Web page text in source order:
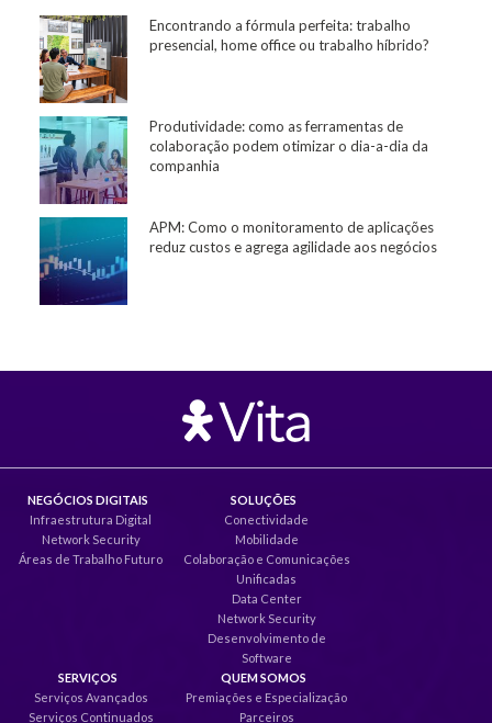
Encontrando a fórmula perfeita: trabalho
presencial, home office ou trabalho híbrido?
Produtividade: como as ferramentas de
colaboração podem otimizar o dia-a-dia da
companhia
APM: Como o monitoramento de aplicações
reduz custos e agrega agilidade aos negócios
NEGÓCIOS DIGITAIS
Infraestrutura Digital
Network Security
Áreas de Trabalho Futuro
SOLUÇÕES
Conectividade
Mobilidade
Colaboração e Comunicações
Unificadas
Data Center
Network Security
Desenvolvimento de
Software
SERVIÇOS
Serviços Avançados
Serviços Continuados
QUEM SOMOS
Premiações e Especialização
Parceiros